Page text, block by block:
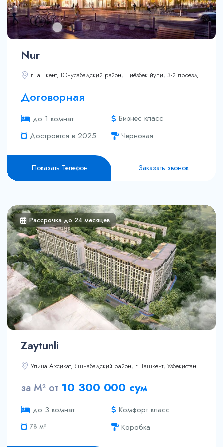
Nur
г.Ташкент, Юнусабадский район, Ниёзбек йули, 3-й проезд
Договорная
до 1 комнат
Бизнес класс
Достроется в 2025
Черновая
Показать Телефон Заказать звонок
Рассрочка до 24 месяцев
Zaytunli
Улица Ахсикат, Яшнабадский район, г. Ташкент, Узбекистан
за М² от 10 300 000 сум
до 3 комнат Комфорт класс
46.8 м²
67.2 м²
67.6 м²
Коробка